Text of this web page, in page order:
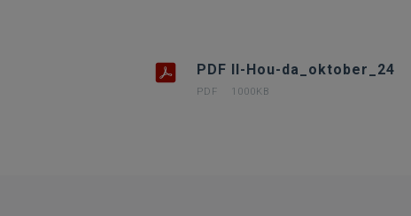
PDF II-Hou-da_oktober_24
PDF 1000KB